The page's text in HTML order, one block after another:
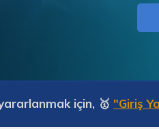
için, 🥇 "Giriş